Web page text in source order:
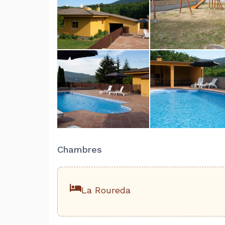
Chambres
La Roureda